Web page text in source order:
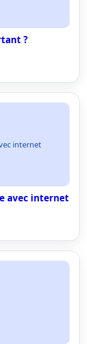
?
internet
avec internet